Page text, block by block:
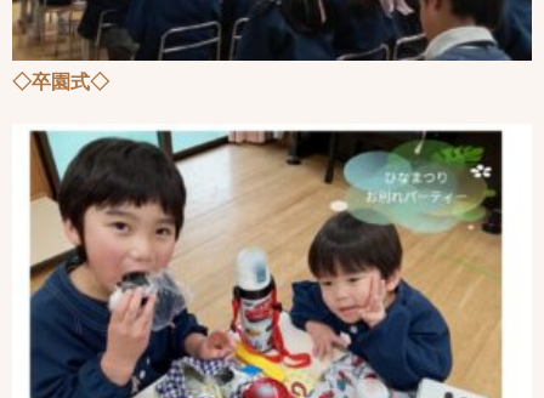
◇卒園式◇